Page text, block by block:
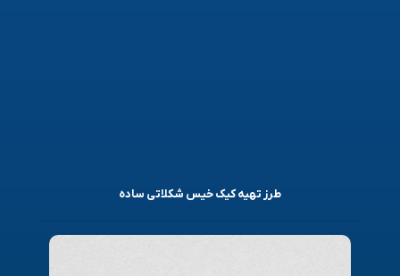
طرز تهیه کیک خیس شکلاتی ساده